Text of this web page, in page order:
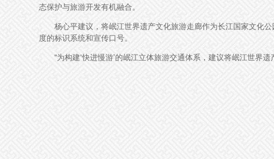
态保护与旅游开发有机融合。
杨心平建议，将岷江世界遗产文化旅游走廊作为长江国家文化
度的标识系统和宣传口号。
“为构建‘快进慢游’的岷江立体旅游交通体系，建议将岷江世界